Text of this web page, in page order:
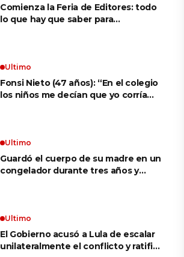
Comienza la Feria de Editores: todo
lo que hay que saber para
Ultimo
Fonsi Nieto (47 años): “En el colegio
los niños me decían que yo corría
Ultimo
Guardó el cuerpo de su madre en un
congelador durante tres años y
Ultimo
El Gobierno acusó a Lula de escalar
unilateralmente el conflicto y ratificó